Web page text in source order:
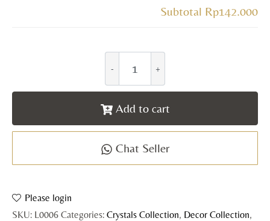
Subtotal Rp142.000
Add to cart
Chat Seller
Please login
SKU: L0006 Categories: Crystals Collection, Decor Collection,